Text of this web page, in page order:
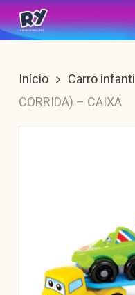
Skip
to
content
Início Carro infantil
CORRIDA) – CAIXA